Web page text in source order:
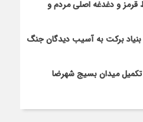
قرمز و دغدغه اصلی مردم و
بنیاد برکت به آسیب دیدگان جنگ
به تکمیل میدان بسیج شهرضا